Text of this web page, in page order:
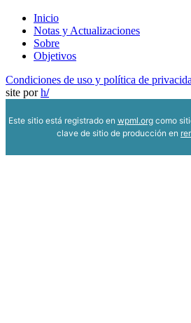
Inicio
Notas y Actualizaciones
Sobre
Objetivos
Condiciones de uso y política de
site por h/
Este sitio está registrado en wpml.orgcomo
clave de sitio de producción en